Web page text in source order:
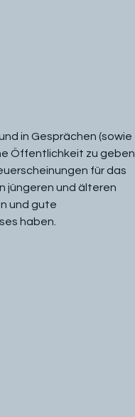
in Gesprächen (sowie
Öffentlichkeit zu geben,
für das
jüngeren und älteren
und gute
haben.